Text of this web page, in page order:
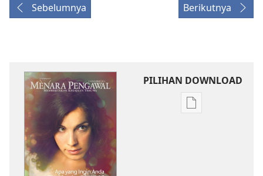
Sebelumnya Berikutnya
PILIHAN DOWNLOAD
Pilihan